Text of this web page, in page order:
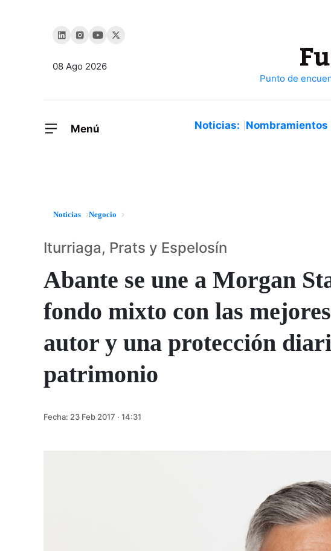
08 Ago 2026
Menú Noticias: Nombramientos
Noticias Negocio
Abante se une a Morgan
fondo mixto con las
autor y una protección
patrimonio
Iturriaga, Prats y Espelosín
Fecha: 23 Feb 2017 · 14:31